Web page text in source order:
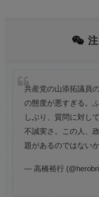
共産党の山添拓議員
の態度が悪すぎる。
しぶり、質問に対し
不誠実さ。この人、
題があるのではない
— 高橋裕行